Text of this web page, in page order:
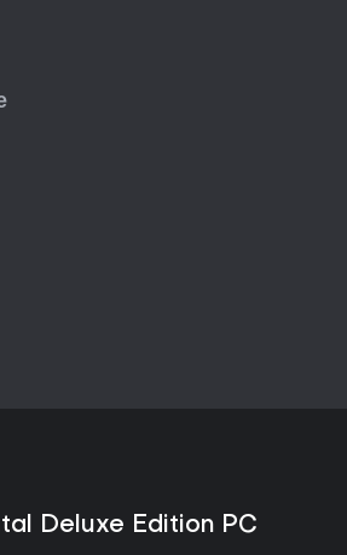
dodatkowe aktywności po
świątyniami i terenami
także na dostępne ścieżki i
aktywności podnosi Poziom
umiejętności, a zdobywany
stealth w przypadku jednej z
z porami roku. Opinie graczy
Deluxe Edition PC